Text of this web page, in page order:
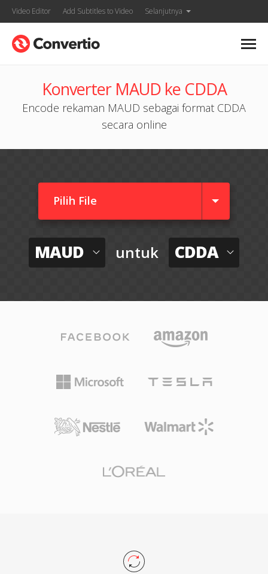
Video Editor Add Subtitles to Video Selanjutnya
Konverter MAUD ke CDDA
Encode rekaman MAUD sebagai format CDDA
secara online
Pilih File
MAUD untuk CDDA